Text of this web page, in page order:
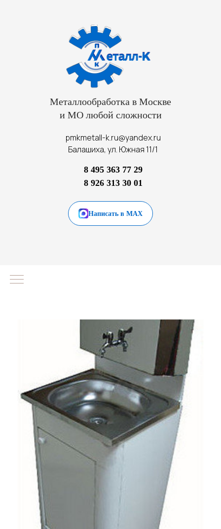
Металлообработка в Москве
и МО любой сложности
pmkmetall-k.ru@yandex.ru
Балашиха, ул. Южная 11/1
8 495 363 77 29
8 926 313 30 01
Написать в MAX